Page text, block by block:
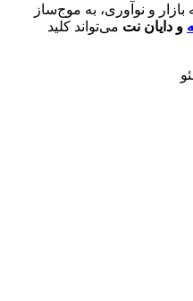
و نوآوری، به موج‌ساز
و دایان نت می‌تواند کلید